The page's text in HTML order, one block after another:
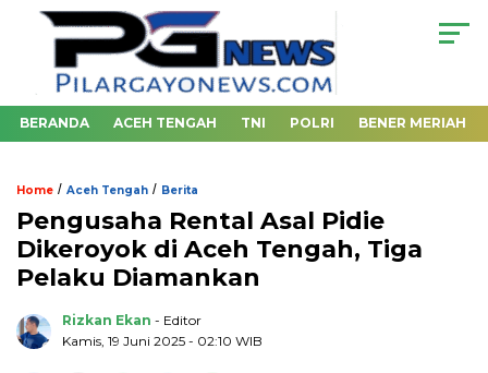
BERANDA ACEH TENGAH TNI POLRI BENER MERIAH
Home / Aceh Tengah / Berita
Pengusaha Rental Asal Pidie
Dikeroyok di Aceh Tengah, Tiga
Pelaku Diamankan
Rizkan Ekan - Editor
Kamis, 19 Juni 2025 - 02:10 WIB